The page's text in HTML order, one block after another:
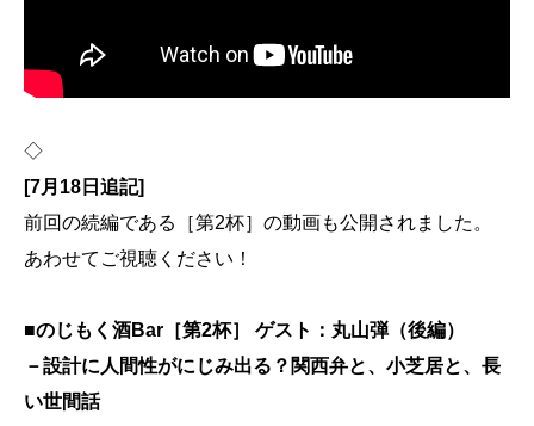
◇
[7月18日追記]
前回の続編である［第2杯］の動画も公開されました。
あわせてご視聴ください！
■のじもく酒Bar［第2杯］ ゲスト：丸山弾（後編）
－設計に人間性がにじみ出る？関西弁と、小芝居と、長
い世間話